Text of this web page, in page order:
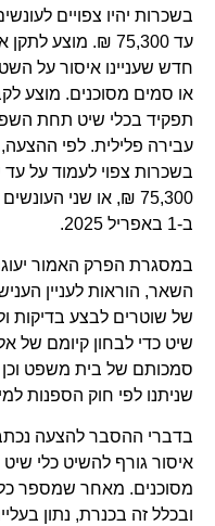
עד 75,300 ₪.
חדש שעניינו איסור על
או סמים מסוכנים. מוצע
תפקיד בכלי שיט תחת
עבירה פלילית. לפי
בשכרות צפוי לעמוד על
75,300 ₪, או שני
ב-1 באפריל 2025.
במסגרת הפרק האמור
השאר, הוראות לעניין
של שוטרים לבצע בדיקות
שיט כדי לבחון קיומם של
סמכותם של בית משפט
שניתנו לפי חוק הספנות
בדברי ההסבר להצעה
איסור גורף להשיט כלי
מסוכנים. מאחר שמספר
ובכלל זה בכנרת, נתון